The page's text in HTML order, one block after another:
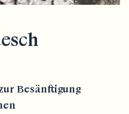
Besänftigung